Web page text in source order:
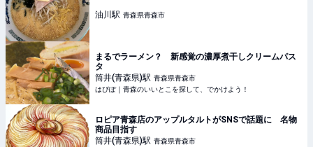
油川駅 青森県青森市
まるでラーメン？ 新感覚の濃厚煮干しクリームパス
タ
筒井(青森県)駅 青森県青森市
はぴぽ｜青森のいいとこを探して、でかけよう！
ロピア青森店のアップルタルトがSNSで話題に 名物
商品目指す
筒井(青森県)駅 青森県青森市